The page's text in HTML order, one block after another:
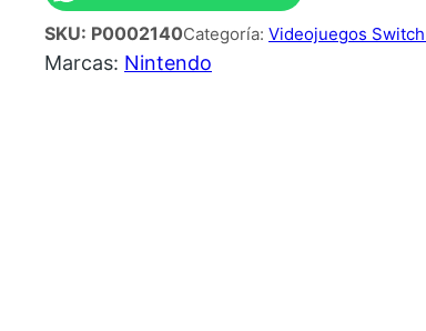
G
O
N
SKU: P0002140Categoría: Videojuegos
Marcas: Nintendo